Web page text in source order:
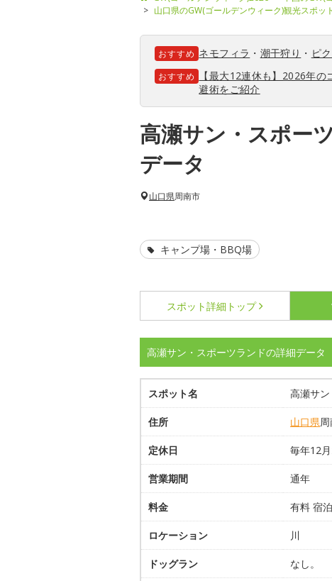
山口県のGW(ゴールデンウィーク)観光スポット
おすすめ ネモフィラ ・ 潮干狩り ・ ピ
おすすめ
【最大12連休も】2026年
避術をご紹介
高瀬サン・スポー
データ
山口県周南市
キャンプ場・BBQ場
スポット詳細 トップ
高瀬サン・スポーツランドの詳細データ
スポット名 高瀬サ
住所 山口県
定休日 毎年12
営業期間 通年
料金 有料 宿
ロケーション 川
ドッグラン なし。